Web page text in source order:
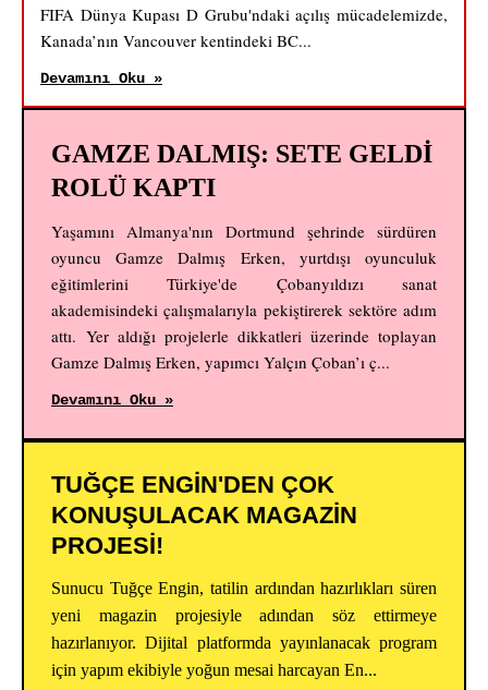
FIFA Dünya Kupası D Grubu'ndaki açılış mücadelemizde,
Kanada’nın Vancouver kentindeki BC...
Devamını Oku »
GAMZE DALMIŞ: SETE GELDİ
ROLÜ KAPTI
Yaşamını Almanya'nın Dortmund şehrinde sürdüren
oyuncu Gamze Dalmış Erken, yurtdışı oyunculuk
eğitimlerini Türkiye'de Çobanyıldızı sanat
akademisindeki çalışmalarıyla pekiştirerek sektöre adım
attı. Yer aldığı projelerle dikkatleri üzerinde toplayan
Gamze Dalmış Erken, yapımcı Yalçın Çoban’ı ç...
Devamını Oku »
TUĞÇE ENGİN'DEN ÇOK
KONUŞULACAK MAGAZİN
PROJESİ!
Sunucu Tuğçe Engin, tatilin ardından hazırlıkları süren
yeni magazin projesiyle adından söz ettirmeye
hazırlanıyor. Dijital platformda yayınlanacak program
için yapım ekibiyle yoğun mesai harcayan En...